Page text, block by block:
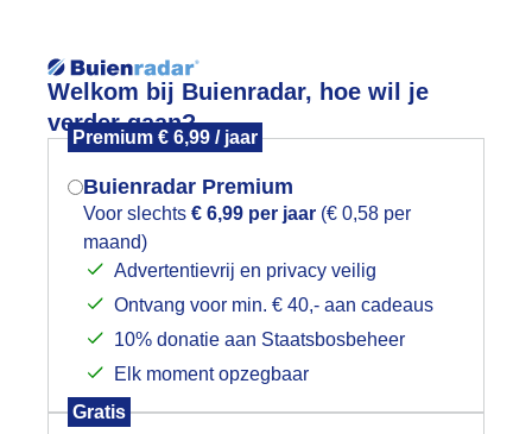
Welkom bij Buienradar, hoe wil je
verder gaan?
Premium € 6,99 / jaar
Buienradar Premium
Voor slechts € 6,99 per jaar (€ 0,58 per
maand)
Advertentievrij en privacy veilig
Ontvang voor min. € 40,- aan cadeaus
10% donatie aan Staatsbosbeheer
Elk moment opzegbaar
Gratis
Lees meer.
Foto en video Weerzine
in de Bilt
Mogen we je locatie gebruiken voor
het weer?
Indien je hier nog geen akkoord op hebt
gegeven, verschijnt er zo een pop-up uit